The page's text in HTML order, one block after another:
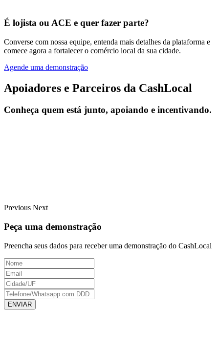
É lojista ou ACE e quer fazer parte?
Converse com nossa equipe, entenda mais detalhes da plataforma e
comece agora a fortalecer o comércio local da sua cidade.
Agende uma demonstração
Apoiadores e Parceiros da CashLocal
Conheça quem está junto, apoiando e incentivando.
Previous Next
Peça uma demonstração
Preencha seus dados para receber uma demonstração do CashLocal
ENVIAR